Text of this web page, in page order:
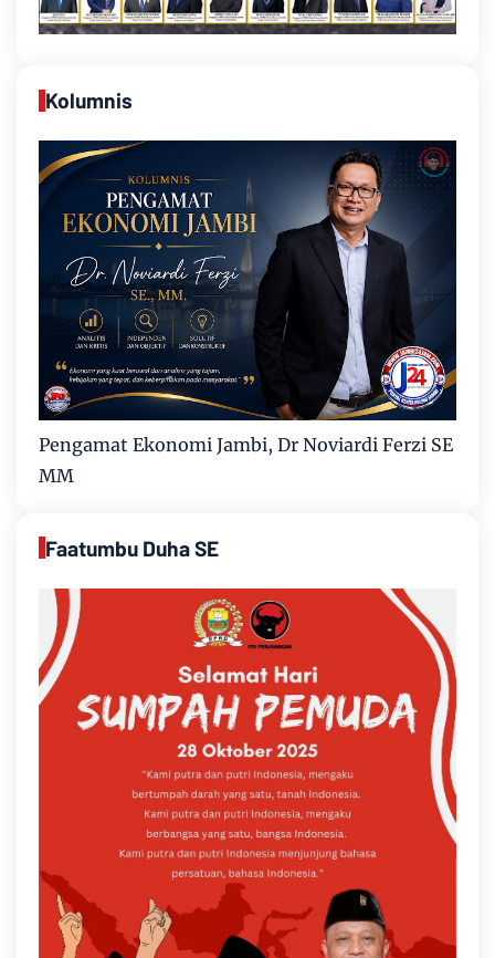
Kolumnis
Pengamat Ekonomi Jambi, Dr Noviardi Ferzi SE
MM
Faatumbu Duha SE